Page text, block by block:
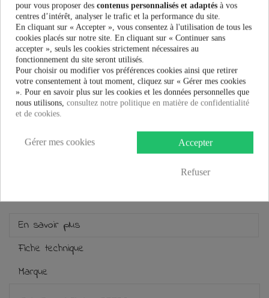
19,95 € 39,90 € -50%
AJOUTER AU PANIER
et la livraison est offerte !
En savoir plus
Fiche technique
Marque
pour vous proposer des contenus personnalisés et adaptés à vos
centres d’intérêt, analyser le trafic et la performance du site.
En cliquant sur « Accepter », vous consentez à l'utilisation de tous les
cookies placés sur notre site. En cliquant sur « Continuer sans
accepter », seuls les cookies strictement nécessaires au
fonctionnement du site seront utilisés.
Pour choisir ou modifier vos préférences cookies ainsi que retirer
votre consentement à tout moment, cliquez sur « Gérer mes cookies
». Pour en savoir plus sur les cookies et les données personnelles que
nous utilisons, consultez notre politique en matière de confidentialité
et de cookies.
Accepter
Refuser
Gérer mes cookies